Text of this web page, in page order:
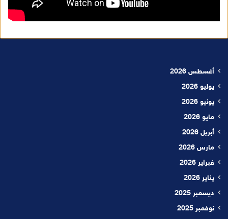
أغسطس 2026
يوليو 2026
يونيو 2026
مايو 2026
أبريل 2026
مارس 2026
فبراير 2026
يناير 2026
ديسمبر 2025
نوفمبر 2025